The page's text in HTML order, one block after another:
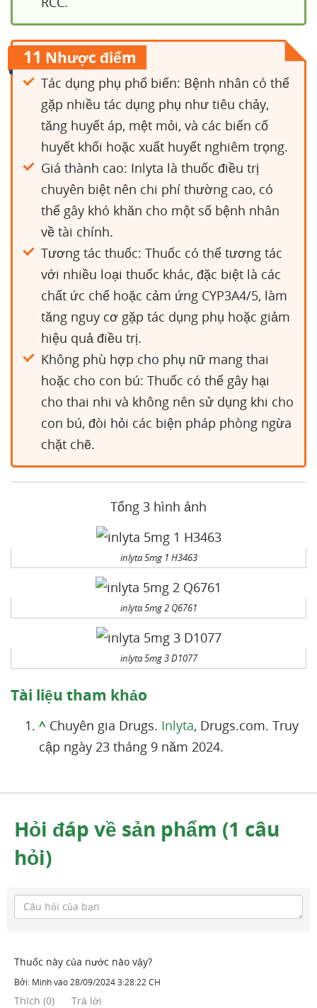
11 Nhược điểm
Tác dụng phụ phổ biến: Bệnh nhân có thể
gặp nhiều tác dụng phụ như tiêu chảy,
tăng huyết áp, mệt mỏi, và các biến cố
huyết khối hoặc xuất huyết nghiêm trọng.
Giá thành cao: Inlyta là thuốc điều trị
chuyên biệt nên chi phí thường cao, có
thể gây khó khăn cho một số bệnh nhân
về tài chính.
Tương tác thuốc: Thuốc có thể tương tác
với nhiều loại thuốc khác, đặc biệt là các
chất ức chế hoặc cảm ứng CYP3A4/5, làm
tăng nguy cơ gặp tác dụng phụ hoặc giảm
hiệu quả điều trị.
Không phù hợp cho phụ nữ mang thai
hoặc cho con bú: Thuốc có thể gây hại
cho thai nhi và không nên sử dụng khi cho
con bú, đòi hỏi các biện pháp phòng ngừa
chặt chẽ.
Tổng 3 hình ảnh
inlyta 5mg 1 H3463
inlyta 5mg 2 Q6761
inlyta 5mg 3 D1077
Tài liệu tham khảo
^ Chuyên gia Drugs. Inlyta, Drugs.com. Truy
cập ngày 23 tháng 9 năm 2024.
Hỏi đáp về sản phẩm (1 câu
hỏi)
Thuốc này của nước nào vậy?
Bởi: Minhvào28/09/2024 3:28:22 CH
Thích (0) Trả lời